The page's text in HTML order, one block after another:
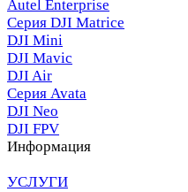
Autel Enterprise
Серия DJI Matrice
DJI Mini
DJI Mavic
DJI Air
Серия Avata
DJI Neo
DJI FPV
Информация
УСЛУГИ